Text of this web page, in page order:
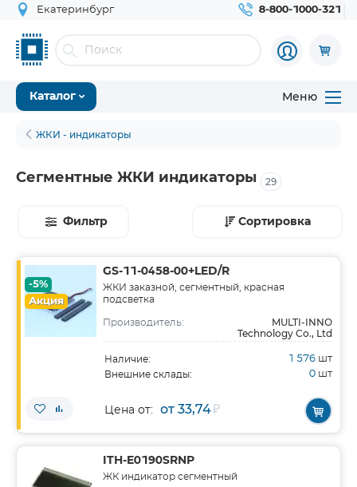
Екатеринбург 8-800-1000-321
Каталог Меню
ЖКИ - индикаторы
Сегментные ЖКИ индикаторы 29
Фильтр Сортировка
-5%
Акция
GS-11-0458-00+LED/R
ЖКИ заказной, сегментный, красная
подсветка
Производитель:
MULTI-INNO
Technology Co., Ltd
Наличие: 1 576 шт
Внешние склады: 0 шт
Цена от: от 33,74₽
ITH-E0190SRNP
ЖК индикатор сегментный